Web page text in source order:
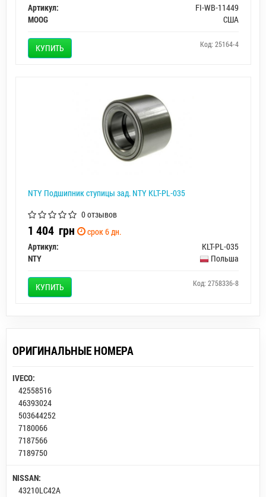
Артикул:
FI-WB-11449
MOOG
США
КУПИТЬ Код: 25164-4
NTY Подшипник ступицы зад. NTY KLT-PL-035
0 отзывов
1 404 грн
срок 6 дн.
Артикул:
KLT-PL-035
NTY
Польша
КУПИТЬ Код: 2758336-8
ОРИГИНАЛЬНЫЕ НОМЕРА
IVECO:
42558516
46393024
503644252
7180066
7187566
7189750
NISSAN:
43210LC42A